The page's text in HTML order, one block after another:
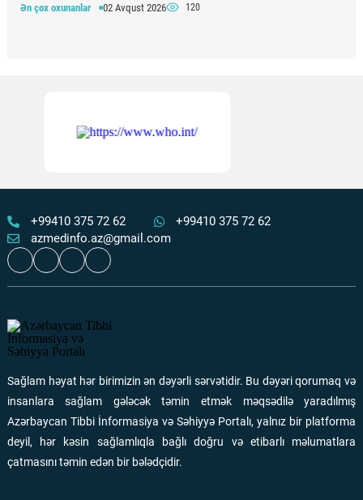
Ən çox oxunanlar 02 Avqust 2026 120
dişləməsi qeydə alınıb
Süni intellekt doğuş zamanı ana və körpə ölümlərinin
qarşısını alacaq
Respublika Təcili və Təxirəsalınmaz Tibbi Yardım
təlimi keçirilib
Ən çox oxunanlar 30 İyul 2026 110
Quranın nazilolma ardıcıllığı və ilahi tərbiyə
Ən çox oxunanlar 31 İyul 2026 102
+99410 375 72 62
+99410 375 72 62
azmedinfo.az@gmail.com
Sağlam həyat hər birimizin ən dəyərli sərvətidir. Bu dəyəri qorumaq və
insanlara sağlam gələcək təmin etmək məqsədilə yaradılmış
Azərbaycan Tibbi İnformasiya və Səhiyyə Portalı, yalnız bir platforma
deyil, hər kəsin sağlamlıqla bağlı doğru və etibarlı məlumatlara
çatmasını təmin edən bir bələdçidir.